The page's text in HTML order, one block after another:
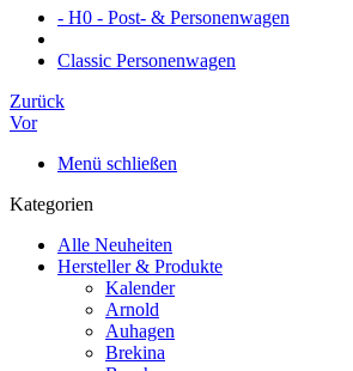
- H0 - Post- & Personenwagen
Classic Personenwagen
Zurück
Vor
Menü schließen
Kategorien
Alle Neuheiten
Hersteller & Produkte
Kalender
Arnold
Auhagen
Brekina